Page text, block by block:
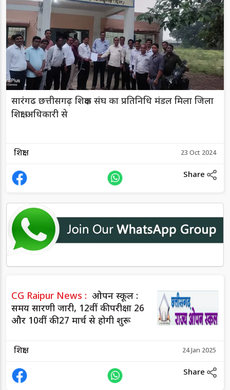
सारंगढ छत्तीसगढ़ शिक्षक संघ का प्रतिनिधि मंडल मिला जिला
शिक्षा अधिकारी से
शिक्षा 23 Oct 2024
Share
CG Raipur News : ओपन स्कूल :
समय सारणी जारी, 12वीं की परीक्षा 26
और 10वीं की 27 मार्च से होगी शुरू
शिक्षा 24 Jan 2025
Share